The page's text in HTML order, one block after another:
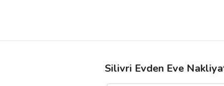
Silivri Evden Eve